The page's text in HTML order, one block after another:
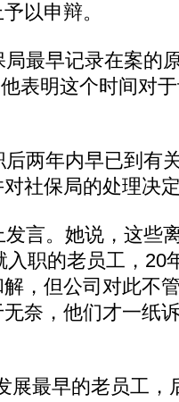
以申辩。
最早记录在案的
表明这个时间对
两年内早已到有
社保局的处理决
言。她说，这些
职的老员工，20
，但公司对此不
奈，他们才一纸
展最早的老员工，